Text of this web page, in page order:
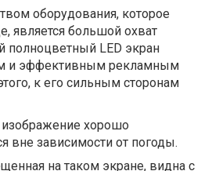
оборудования, которое
является большой охват
полноцветный LED экран
и эффективным рекламным
к его сильным сторонам
хорошо
вне зависимости от погоды.
на таком экране, видна с